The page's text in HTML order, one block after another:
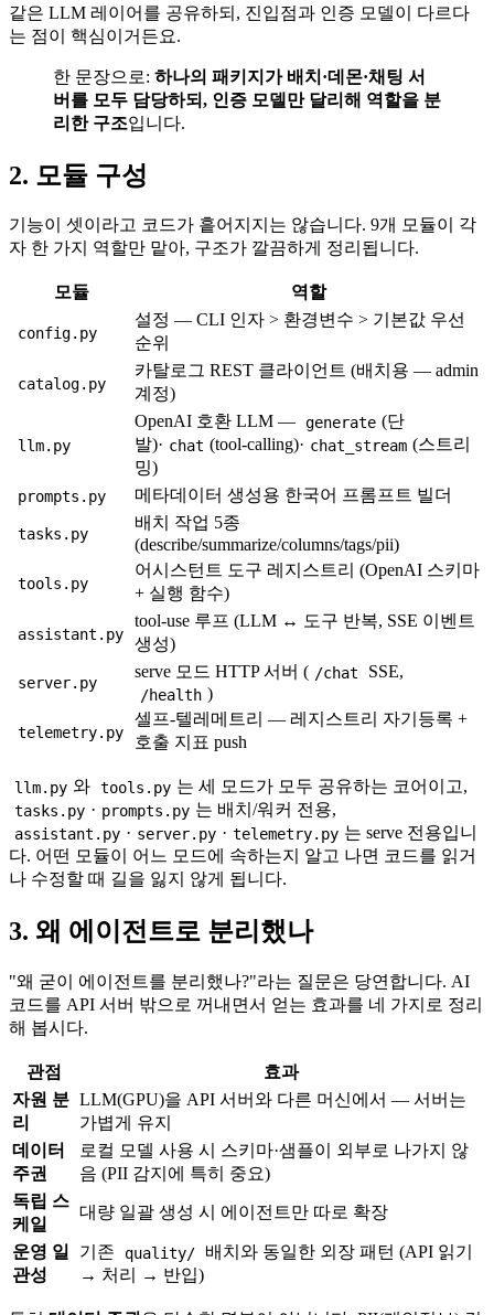
같은 LLM 레이어를 공유하되, 진입점과 인증 모델이 다르다
는 점이 핵심이거든요.
한 문장으로: 하나의 패키지가 배치·데몬·채팅 서
버를 모두 담당하되, 인증 모델만 달리해 역할을 분
리한 구조입니다.
2. 모듈 구성
기능이 셋이라고 코드가 흩어지지는 않습니다. 9개 모듈이 각
자 한 가지 역할만 맡아, 구조가 깔끔하게 정리됩니다.
모듈 역할
config.py
설정 — CLI 인자 > 환경변수 > 기본값 우선
순위
catalog.py
카탈로그 REST 클라이언트 (배치용 — admin
계정)
llm.py
OpenAI 호환 LLM — generate (단
발)· chat (tool-calling)· chat_stream (스트리
밍)
prompts.py 메타데이터 생성용 한국어 프롬프트 빌더
tasks.py
배치 작업 5종
(describe/summarize/columns/tags/pii)
tools.py
어시스턴트 도구 레지스트리 (OpenAI 스키마
+ 실행 함수)
assistant.py
tool-use 루프 (LLM ↔ 도구 반복, SSE 이벤트
생성)
server.py
serve 모드 HTTP 서버 ( /chat SSE,
/health )
telemetry.py
셀프-텔레메트리 — 레지스트리 자기등록 +
호출 지표 push
llm.py 와 tools.py 는 세 모드가 모두 공유하는 코어이고,
tasks.py · prompts.py 는 배치/워커 전용,
assistant.py · server.py · telemetry.py 는 serve 전용입니
다. 어떤 모듈이 어느 모드에 속하는지 알고 나면 코드를 읽거
나 수정할 때 길을 잃지 않게 됩니다.
3. 왜 에이전트로 분리했나
"왜 굳이 에이전트를 분리했나?"라는 질문은 당연합니다. AI
코드를 API 서버 밖으로 꺼내면서 얻는 효과를 네 가지로 정리
해 봅시다.
관점
효과
자원 분
리
LLM(GPU)을 API 서버와 다른 머신에서 — 서버는
가볍게 유지
데이터
주권
로컬 모델 사용 시 스키마·샘플이 외부로 나가지 않
음 (PII 감지에 특히 중요)
독립 스
케일
대량 일괄 생성 시 에이전트만 따로 확장
운영 일
관성
기존 quality/
배치와 동일한 외장 패턴 (API 읽기
→ 처리 → 반입)